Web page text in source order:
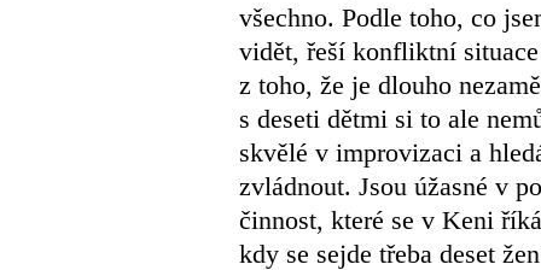
všechno. Podle toho, co
vidět, řeší konfliktní
z toho, že je dlouho
s deseti dětmi si to ale
skvělé v improvizaci a
zvládnout. Jsou úžasné v
činnost, které se v Keni
kdy se sejde třeba deset